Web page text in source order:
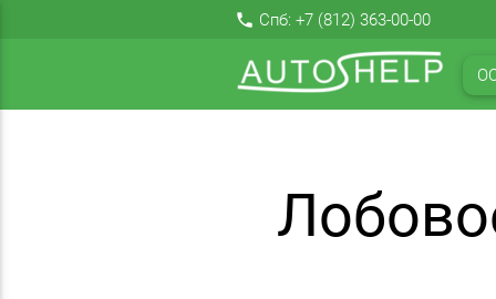
local_phone Спб: +7 (812) 363-00-00